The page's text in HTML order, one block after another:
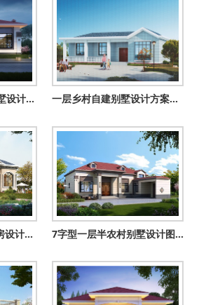
150平米一层7字型别墅设计方案，功能齐全舒适简约，设计感十足 一层乡村自建别墅设计方案推荐，含外观图片
农村10万自建一层平房设计图，占地面积120平米 7字型一层半农村别墅设计图，美观舒适，买了别墅的都会羡慕你